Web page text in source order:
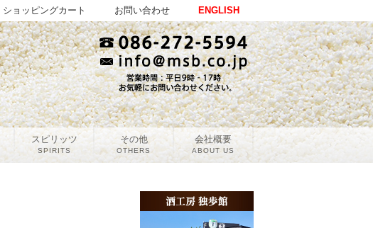
スピリッツ
SPIRITS
その他
OTHERS
会社概要
ABOUT US
ENGLISH
お問い合わせ
ショッピングカート